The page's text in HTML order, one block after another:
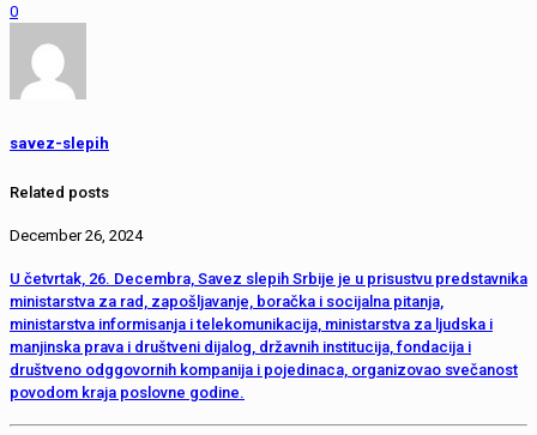
0
savez-slepih
Related posts
December 26, 2024
U četvrtak, 26. Decembra, Savez slepih Srbije je u prisustvu predstavnika
ministarstva za rad, zapošljavanje, boračka i socijalna pitanja,
ministarstva informisanja i telekomunikacija, ministarstva za ljudska i
manjinska prava i društveni dijalog, državnih institucija, fondacija i
društveno odggovornih kompanija i pojedinaca, organizovao svečanost
povodom kraja poslovne godine.